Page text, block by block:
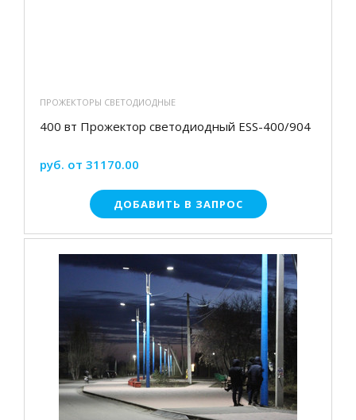
ПРОЖЕКТОРЫ СВЕТОДИОДНЫЕ
400 вт Прожектор светодиодный ESS-400/904
руб. от 31170.00
ДОБАВИТЬ В ЗАПРОС